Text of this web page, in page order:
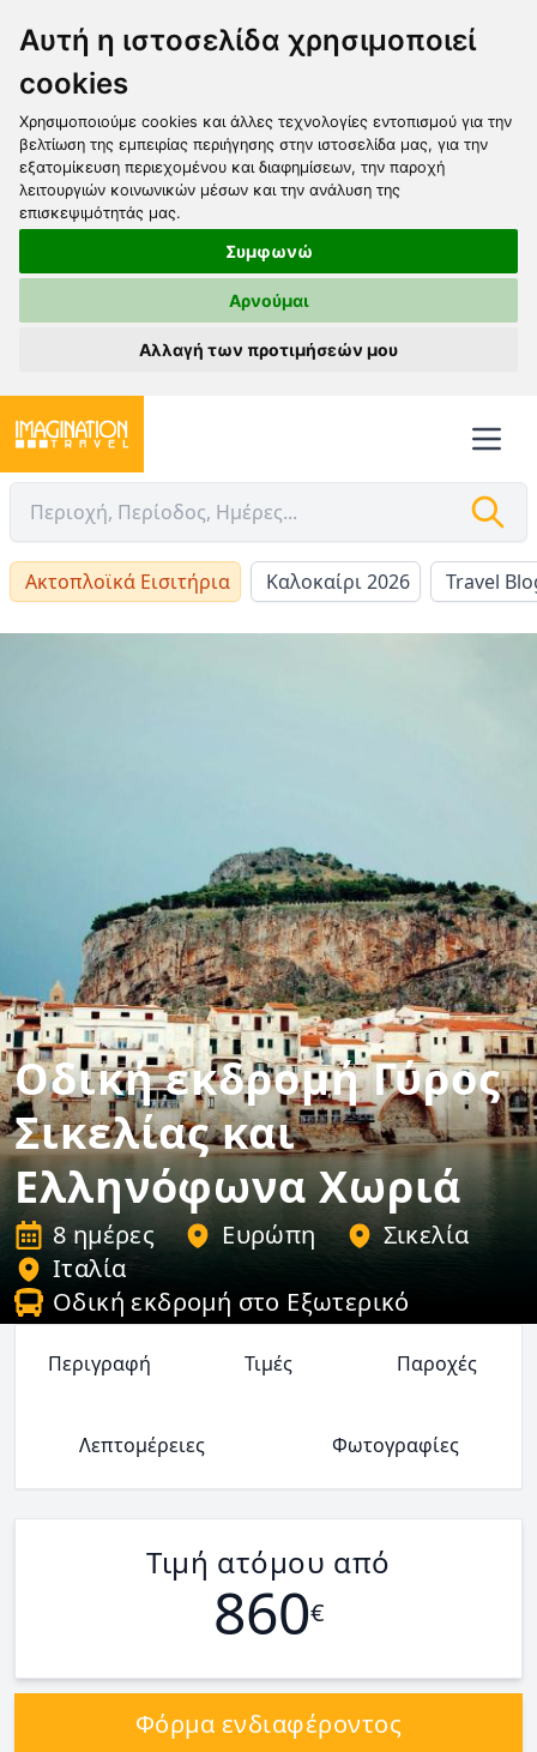
Αυτή η ιστοσελίδα χρησιμοποιεί
cookies
Χρησιμοποιούμε cookies και άλλες τεχνολογίες εντοπισμού για την
βελτίωση της εμπειρίας περιήγησης στην ιστοσελίδα μας, για την
εξατομίκευση περιεχομένου και διαφημίσεων, την παροχή
λειτουργιών κοινωνικών μέσων και την ανάλυση της
επισκεψιμότητάς μας.
Συμφωνώ
Αρνούμαι
Αλλαγή των προτιμήσεών μου
Ακτοπλοϊκά Εισιτήρια Καλοκαίρι 2026 Travel
Οδική εκδρομή Γύρος
Σικελίας και
Ελληνόφωνα Χωριά
8 ημέρες Ευρώπη
Σικελία
Ιταλία
Οδική εκδρομή στο Εξωτερικό
Περιγραφή Τιμές Παροχές
Λεπτομέρειες Φωτογραφίες
Τιμή ατόμου από
860€
Φόρμα ενδιαφέροντος